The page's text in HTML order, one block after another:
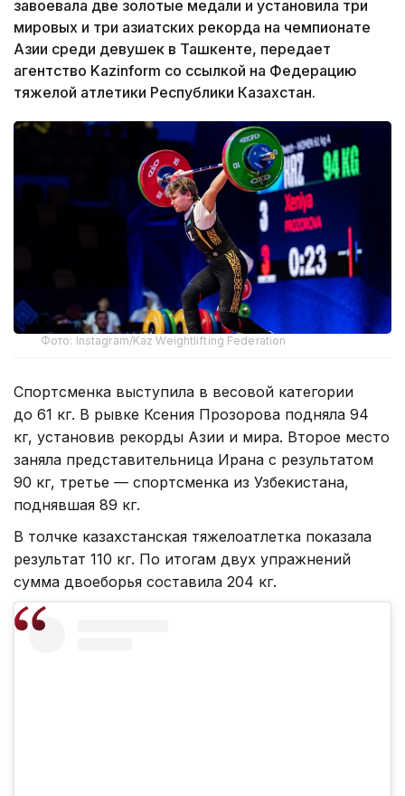
завоевала две золотые медали и установила три
мировых и три азиатских рекорда на чемпионате
Азии среди девушек в Ташкенте, передает
агентство Kazinform со ссылкой на Федерацию
тяжелой атлетики Республики Казахстан.
Фото: Instagram/Kaz Weightlifting Federation
Спортсменка выступила в весовой категории
до 61 кг. В рывке Ксения Прозорова подняла 94
кг, установив рекорды Азии и мира. Второе место
заняла представительница Ирана с результатом
90 кг, третье — спортсменка из Узбекистана,
поднявшая 89 кг.
В толчке казахстанская тяжелоатлетка показала
результат 110 кг. По итогам двух упражнений
сумма двоеборья составила 204 кг.